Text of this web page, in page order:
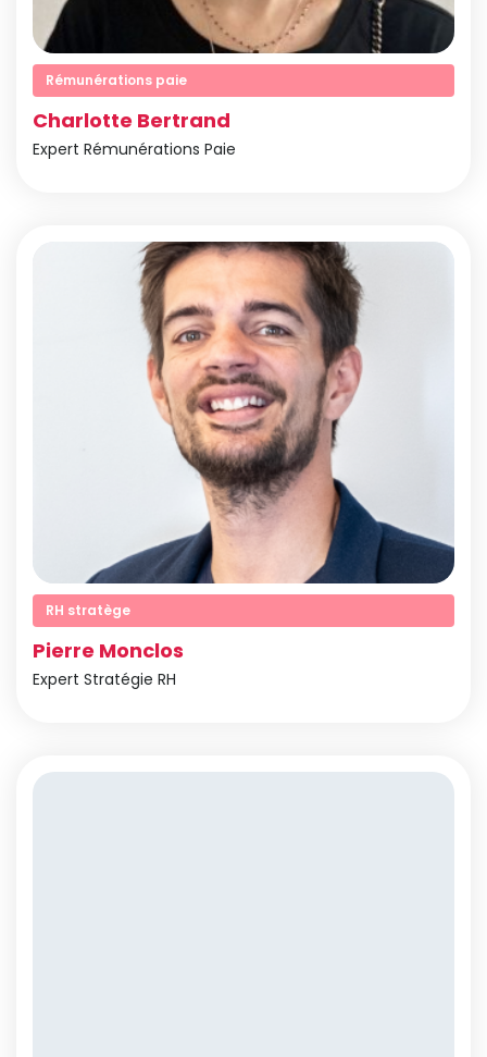
Rémunérations paie
Charlotte Bertrand
Expert Rémunérations Paie
RH stratège
Pierre Monclos
Expert Stratégie RH